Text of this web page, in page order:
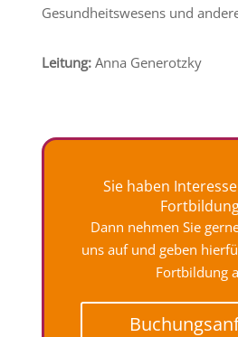
Gesundheitswesens und
Leitung:Anna Generotzky
Sie haben
Dann nehmen Sie
uns auf und geben
Fortbildung